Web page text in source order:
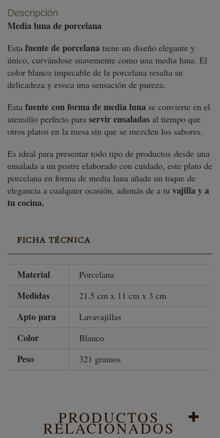
Descripción
Media luna de porcelana
Esta fuente de porcelana tiene un diseño elegante y
único, curvándose suavemente como una media luna. El
color blanco impecable de la porcelana resalta su
delicadeza y evoca una sensación de pureza.
Esta fuente con forma de media luna se convierte en el
utensilio perfecto para servir ensaladas al tiempo que
otros platos en la mesa sin que se mezclen los sabores.
Es ideal para presentar todo tipo de productos desde una
ensalada a un postre elaborado con cuidado, este plato de
porcelana en forma de media luna añade un toque de
elegancia a cualquier ocasión, además de a tu vajilla y a
tu cocina.
FICHA TÉCNICA
Material Porcelana
Medidas 21.5 cm x 11 cm x 3 cm
Apto para Lavavajillas
Color Blanco
Peso 321 gramos
PRODUCTOS
RELACIONADOS